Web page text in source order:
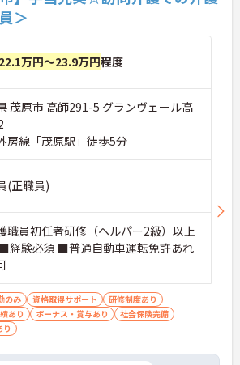
＞
22.1万円～23.9万円程度
茂原市 高師291-5 グランヴェール高
房線「茂原駅」徒歩5分
(正職員)
職員初任者研修（ヘルパー2級）以上
経験必須 ■普通自動車運転免許あれ
のみ 資格取得サポート
研修制度あり
あり
ボーナス・賞与あり
社会保険完備
り